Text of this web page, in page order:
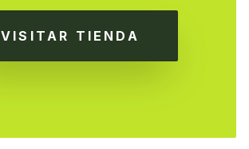
VISITAR TIENDA